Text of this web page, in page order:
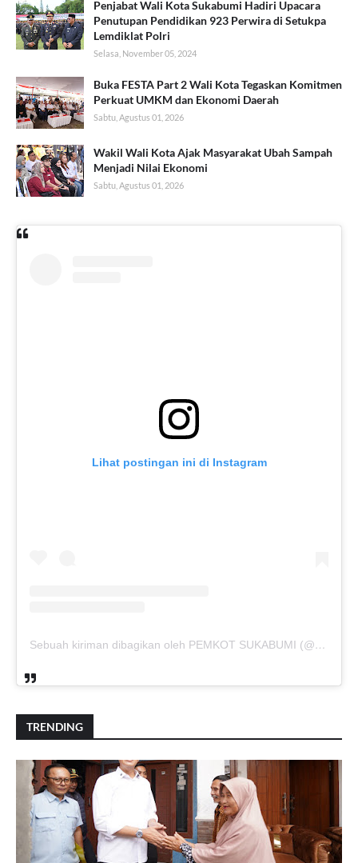
Penjabat Wali Kota Sukabumi Hadiri Upacara
Penutupan Pendidikan 923 Perwira di Setukpa
Lemdiklat Polri
Selasa, November 05, 2024
Buka FESTA Part 2 Wali Kota Tegaskan Komitmen
Perkuat UMKM dan Ekonomi Daerah
Sabtu, Agustus 01, 2026
Wakil Wali Kota Ajak Masyarakat Ubah Sampah
Menjadi Nilai Ekonomi
Sabtu, Agustus 01, 2026
Lihat postingan ini di Instagram
Sebuah kiriman dibagikan oleh PEMKOT SUKABUMI (@pemkotsukabumi_)
TRENDING